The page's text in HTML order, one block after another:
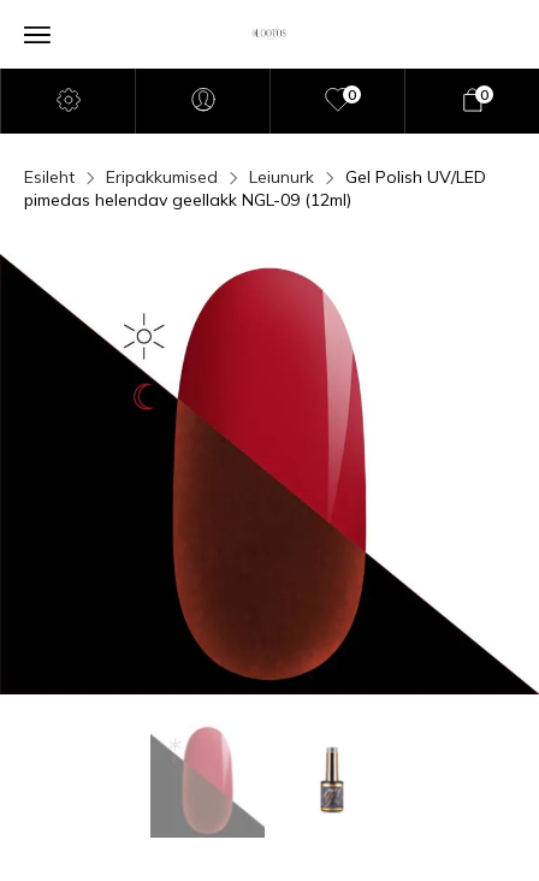
0 0
Esileht Eripakkumised Leiunurk
Gel Polish UV/LED
pimedas helendav geellakk NGL-09 (12ml)